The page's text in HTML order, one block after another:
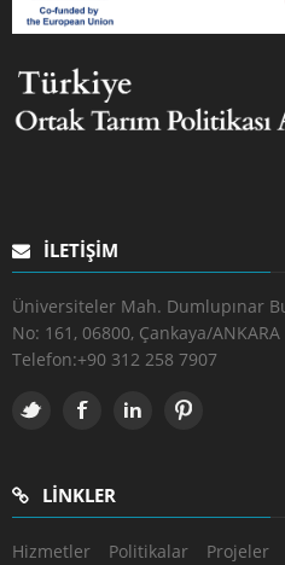
İLETIŞIM
Üniversiteler Mah. Dumlupınar
No: 161, 06800, Çankaya/ANKARA
Telefon:+90 312 258 7907
LINKLER
Hizmetler Politikalar Projeler